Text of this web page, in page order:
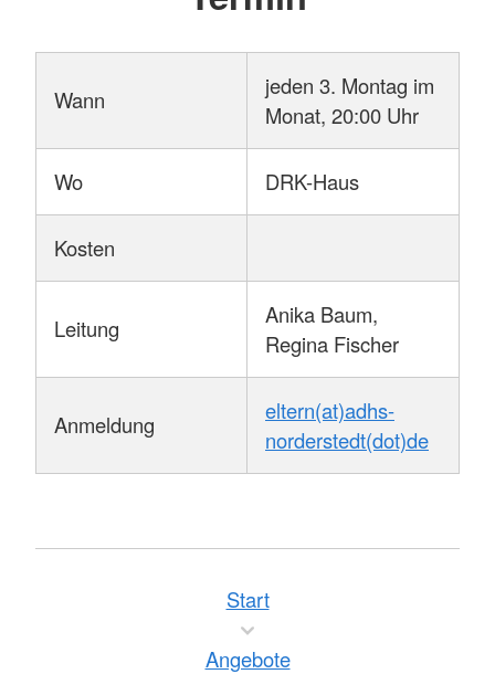
Wann
jeden 3. Montag im
Monat, 20:00 Uhr
Wo DRK-Haus
Kosten
Leitung
Anika Baum,
Regina Fischer
Anmeldung
eltern(at)adhs-
norderstedt(dot)de
Start
Angebote